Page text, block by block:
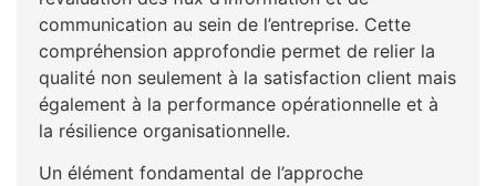
communication au sein de l’entreprise. Cette
compréhension approfondie permet de relier la
qualité non seulement à la satisfaction client mais
également à la performance opérationnelle et à
la résilience organisationnelle.
Un élément fondamental de l’approche